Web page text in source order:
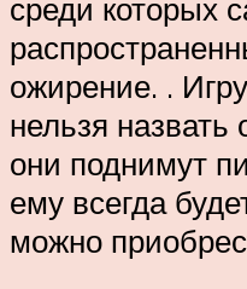
среди которых
ожирение. .
нельзя
они поднимут
ему всегда
можно